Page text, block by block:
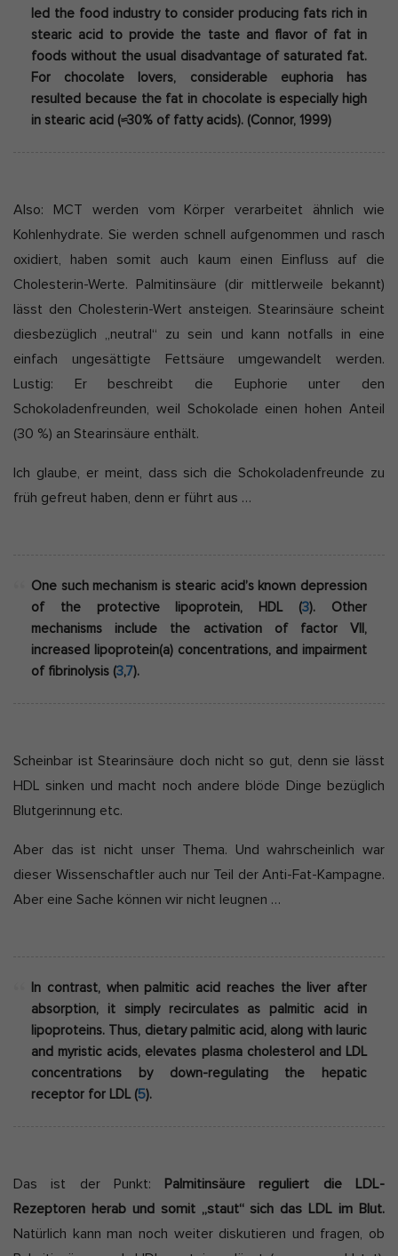
led the food industry to consider producing fats rich in
stearic acid to provide the taste and flavor of fat in
foods without the usual disadvantage of saturated fat.
For chocolate lovers, considerable euphoria has
resulted because the fat in chocolate is especially high
in stearic acid (≈30% of fatty acids). (Connor, 1999)
Also: MCT werden vom Körper verarbeitet ähnlich wie
Kohlenhydrate. Sie werden schnell aufgenommen und rasch
oxidiert, haben somit auch kaum einen Einfluss auf die
Cholesterin-Werte. Palmitinsäure (dir mittlerweile bekannt)
lässt den Cholesterin-Wert ansteigen. Stearinsäure scheint
diesbezüglich „neutral“ zu sein und kann notfalls in eine
einfach ungesättigte Fettsäure umgewandelt werden.
Lustig: Er beschreibt die Euphorie unter den
Schokoladenfreunden, weil Schokolade einen hohen Anteil
(30 %) an Stearinsäure enthält.
Ich glaube, er meint, dass sich die Schokoladenfreunde zu
früh gefreut haben, denn er führt aus …
One such mechanism is stearic acid’s known depression
of the protective lipoprotein, HDL (3). Other
mechanisms include the activation of factor VII,
increased lipoprotein(a) concentrations, and impairment
of fibrinolysis (3, 7).
Scheinbar ist Stearinsäure doch nicht so gut, denn sie lässt
HDL sinken und macht noch andere blöde Dinge bezüglich
Blutgerinnung etc.
Aber das ist nicht unser Thema. Und wahrscheinlich war
dieser Wissenschaftler auch nur Teil der Anti-Fat-Kampagne.
Aber eine Sache können wir nicht leugnen …
In contrast, when palmitic acid reaches the liver after
absorption, it simply recirculates as palmitic acid in
lipoproteins. Thus, dietary palmitic acid, along with lauric
and myristic acids, elevates plasma cholesterol and LDL
concentrations by down-regulating the hepatic
receptor for LDL (5).
Das ist der Punkt:
Palmitinsäure reguliert die LDL-
Rezeptoren herab und somit „staut“ sich das LDL im Blut.
Natürlich kann man noch weiter diskutieren und fragen, ob